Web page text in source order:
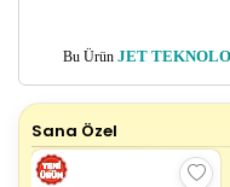
Bu Ürün JET
Sana Özel